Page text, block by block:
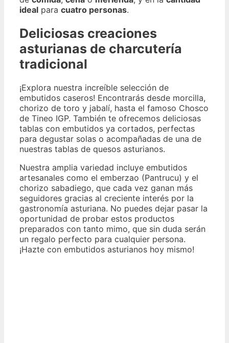
ideal para cuatro personas.
Deliciosas creaciones
asturianas de charcutería
tradicional
¡Explora nuestra increíble selección de
embutidos caseros! Encontrarás desde morcilla,
chorizo de toro y jabalí, hasta el famoso Chosco
de Tineo IGP. También te ofrecemos deliciosas
tablas con embutidos ya cortados, perfectas
para degustar solas o acompañadas de una de
nuestras tablas de quesos asturianos.
Nuestra amplia variedad incluye embutidos
artesanales como el emberzao (Pantrucu) y el
chorizo sabadiego, que cada vez ganan más
seguidores gracias al creciente interés por la
gastronomía asturiana. No puedes dejar pasar la
oportunidad de probar estos productos
preparados con tanto mimo, que sin duda serán
un regalo perfecto para cualquier persona.
¡Hazte con embutidos asturianos hoy mismo!